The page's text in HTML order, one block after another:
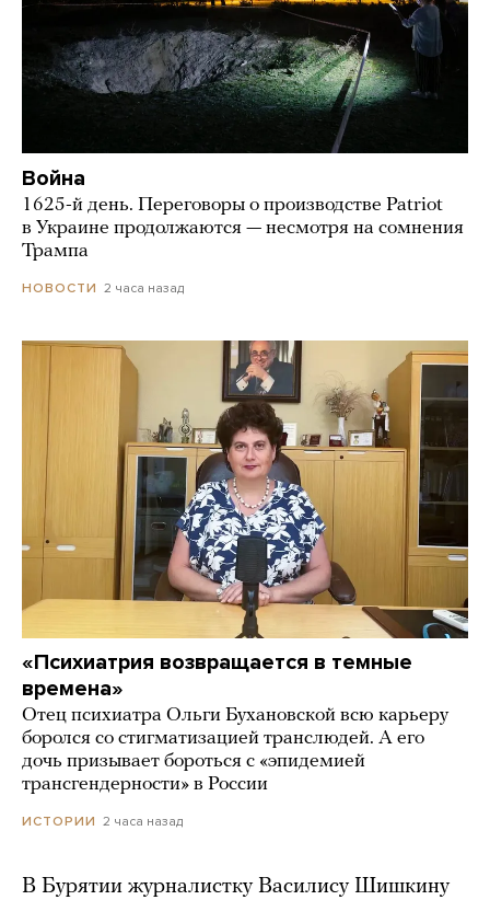
Война
1625-й день. Переговоры о производстве Patriot
в Украине продолжаются — несмотря на сомнения
Трампа
НОВОСТИ 2 часа назад
«Психиатрия возвращается в темные
времена»
Отец психиатра Ольги Бухановской всю карьеру
боролся со стигматизацией транслюдей. А его
дочь призывает бороться с «эпидемией
трансгендерности» в России
ИСТОРИИ 2 часа назад
В Бурятии журналистку Василису Шишкину